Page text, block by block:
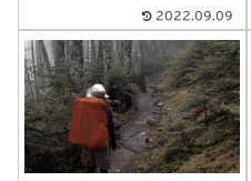
いくつかあります。中高年登山
者がとくに注意すべき病気や、
頻度が高く、重篤になると生命
の危機につながる病気を中心に
記載しています。中>続きを読む
2022.09.09